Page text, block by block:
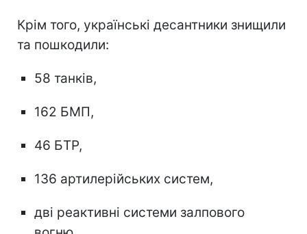
Крім того, українські десантники знищили
та пошкодили:
58 танків,
162 БМП,
46 БТР,
136 артилерійських систем,
дві реактивні системи залпового